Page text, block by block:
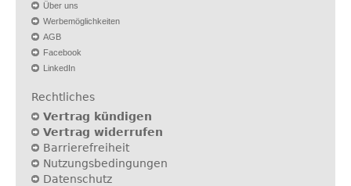
Über uns
Werbemöglichkeiten
AGB
Facebook
LinkedIn
Rechtliches
Vertrag kündigen
Vertrag widerrufen
Barrierefreiheit
Nutzungsbedingungen
Datenschutz